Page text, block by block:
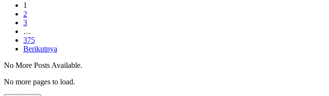
1
2
3
…
375
Berikutnya
No More Posts Available.
No more pages to load.